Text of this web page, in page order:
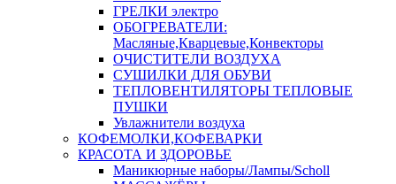
ГРЕЛКИ электро
ОБОГРЕВАТЕЛИ:
Масляные,Кварцевые,Конвекторы
ОЧИСТИТЕЛИ ВОЗДУХА
СУШИЛКИ ДЛЯ ОБУВИ
ТЕПЛОВЕНТИЛЯТОРЫ ТЕПЛОВЫЕ
ПУШКИ
Увлажнители воздуха
КОФЕМОЛКИ,КОФЕВАРКИ
КРАСОТА И ЗДОРОВЬЕ
Маникюрные наборы/Лампы/Scholl